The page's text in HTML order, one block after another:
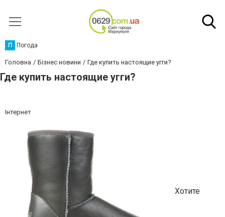
П Погода
Головна Бізнес новини Где купить настоящие угги?
Где купить настоящие угги?
Інтернет
Хотите